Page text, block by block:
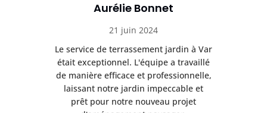
Aurélie Bonnet
21 juin 2024
Le service de terrassement jardin à Var
était exceptionnel. L'équipe a travaillé
de manière efficace et professionnelle,
laissant notre jardin impeccable et
prêt pour notre nouveau projet